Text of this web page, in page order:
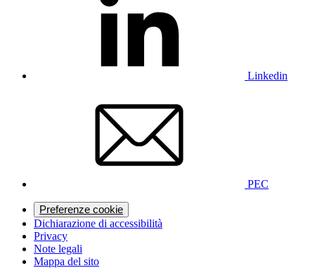
Linkedin
PEC
Preferenze cookie
Dichiarazione di accessibilità
Privacy
Note legali
Mappa del sito